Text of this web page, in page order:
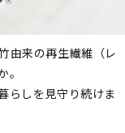
由来の再生繊維（レ
らしを見守り続けま